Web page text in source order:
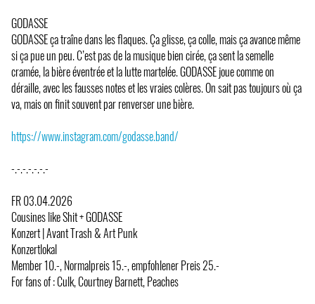
GODASSE
GODASSE ça traîne dans les flaques. Ça glisse, ça colle, mais ça avance même
si ça pue un peu. C’est pas de la musique bien cirée, ça sent la semelle
cramée, la bière éventrée et la lutte martelée. GODASSE joue comme on
déraille, avec les fausses notes et les vraies colères. On sait pas toujours où ça
va, mais on finit souvent par renverser une bière.
https://www.instagram.com/godasse.band/
-.-.-.-.-.-.-
FR 03.04.2026
Cousines like Shit + GODASSE
Konzert | Avant Trash & Art Punk
Konzertlokal
Member 10.-, Normalpreis 15.-, empfohlener Preis 25.-
For fans of : Culk, Courtney Barnett, Peaches